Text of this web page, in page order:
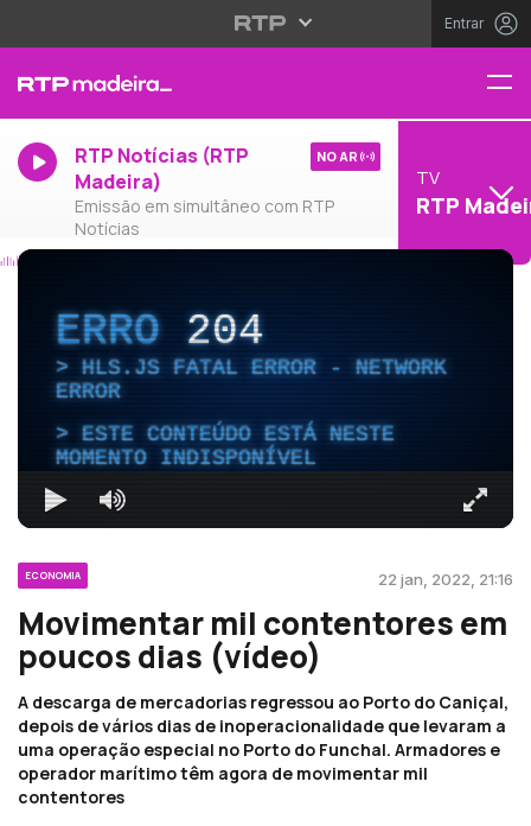
Entrar
RTP Notícias (RTP
Madeira)
Emissão em simultâneo com RTP
Notícias
NO AR
TV
RTP
ERRO204
HLS.JS FATAL ERROR - NETWORK
ERROR
ESTE CONTEÚDO ESTÁ NESTE
MOMENTO INDISPONÍVEL
ECONOMIA 22 jan, 2022, 21:16
Movimentar mil contentores em
poucos dias (vídeo)
A descarga de mercadorias regressou ao Porto do Caniçal,
depois de vários dias de inoperacionalidade que levaram a
uma operação especial no Porto do Funchal. Armadores e
operador marítimo têm agora de movimentar mil
contentores